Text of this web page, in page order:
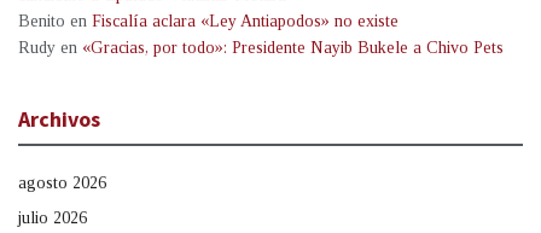
Benito en Fiscalía aclara «Ley Antiapodos» no existe
Rudy en «Gracias, por todo»: Presidente Nayib Bukele a Chivo Pets
Archivos
agosto 2026
julio 2026